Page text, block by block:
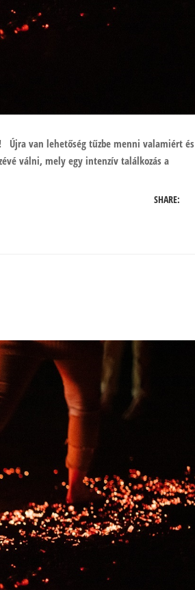
Újra van lehetőség tűzbe menni valamiért és
válni, mely egy intenzív találkozás a
SHARE: